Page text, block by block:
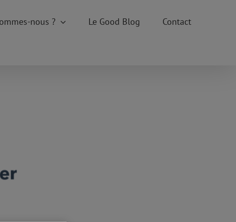
nous ? Le Good Blog Contact